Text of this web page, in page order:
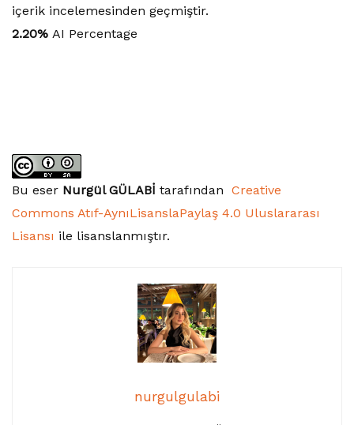
içerik incelemesinden geçmiştir.
2.20% AI Percentage
Bu eser Nurgül GÜLABİ tarafından Creative
Commons Atıf-AynıLisanslaPaylaş 4.0 Uluslararası
Lisansı ile lisanslanmıştır.
nurgulgulabi